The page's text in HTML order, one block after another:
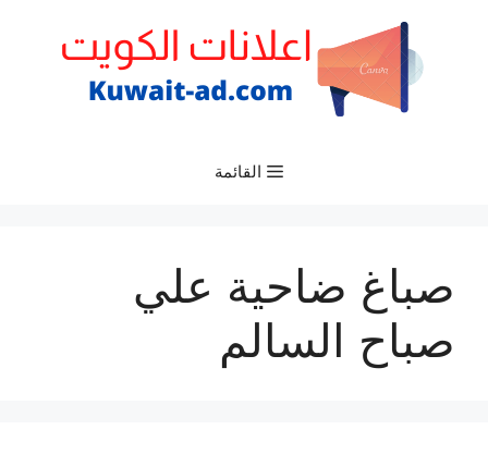
القائمة
صباغ ضاحية علي
صباح السالم